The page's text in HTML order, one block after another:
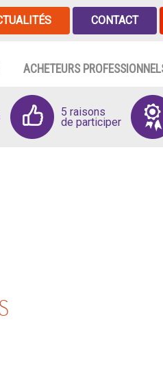
CONTACT
ACHETEURS
5 raisons
de participer